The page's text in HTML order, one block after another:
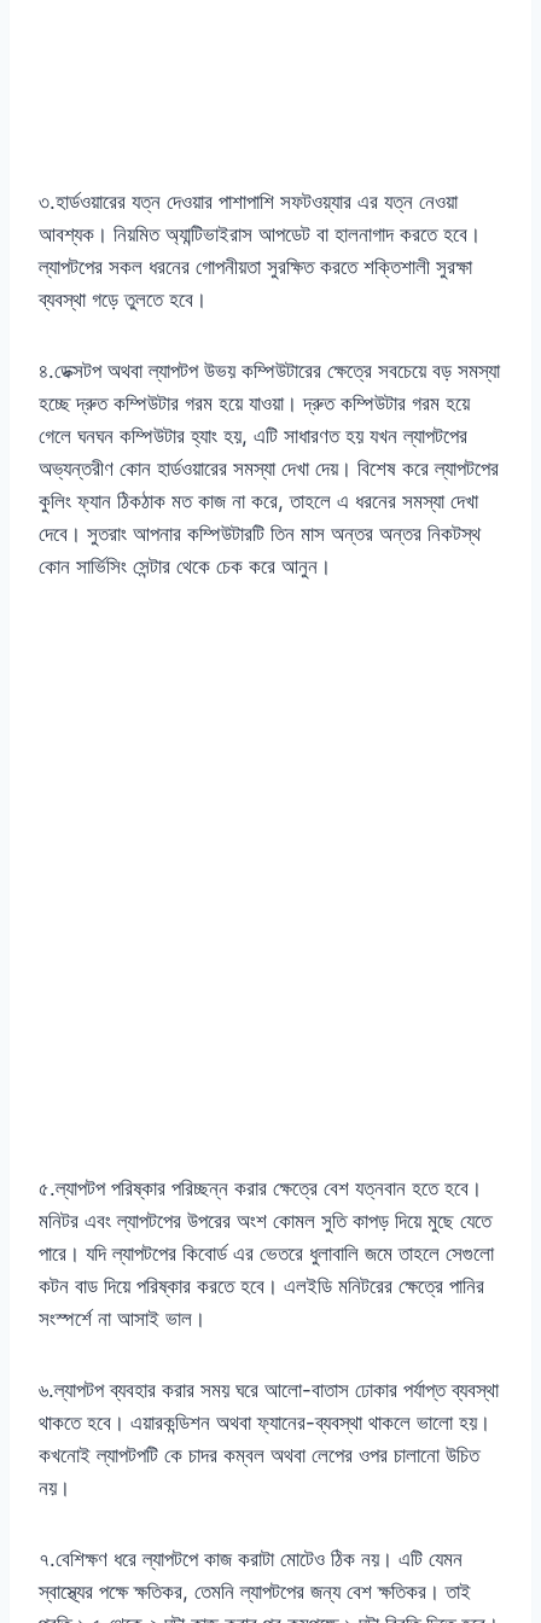
৩.হার্ডওয়ারের যত্ন দেওয়ার পাশাপাশি সফটওয়্যার এর যত্ন নেওয়া
আবশ্যক। নিয়মিত অ্যান্টিভাইরাস আপডেট বা হালনাগাদ করতে হবে।
ল্যাপটপের সকল ধরনের গোপনীয়তা সুরক্ষিত করতে শক্তিশালী সুরক্ষা
ব্যবস্থা গড়ে তুলতে হবে।
৪.ডেক্সটপ অথবা ল্যাপটপ উভয় কম্পিউটারের ক্ষেত্রে সবচেয়ে বড় সমস্যা
হচ্ছে দ্রুত কম্পিউটার গরম হয়ে যাওয়া। দ্রুত কম্পিউটার গরম হয়ে
গেলে ঘনঘন কম্পিউটার হ্যাং হয়, এটি সাধারণত হয় যখন ল্যাপটপের
অভ্যন্তরীণ কোন হার্ডওয়ারের সমস্যা দেখা দেয়। বিশেষ করে ল্যাপটপের
কুলিং ফ্যান ঠিকঠাক মত কাজ না করে, তাহলে এ ধরনের সমস্যা দেখা
দেবে। সুতরাং আপনার কম্পিউটারটি তিন মাস অন্তর অন্তর নিকটস্থ
কোন সার্ভিসিং সেন্টার থেকে চেক করে আনুন।
৫.ল্যাপটপ পরিষ্কার পরিচ্ছন্ন করার ক্ষেত্রে বেশ যত্নবান হতে হবে।
মনিটর এবং ল্যাপটপের উপরের অংশ কোমল সুতি কাপড় দিয়ে মুছে যেতে
পারে। যদি ল্যাপটপের কিবোর্ড এর ভেতরে ধুলাবালি জমে তাহলে সেগুলো
কটন বাড দিয়ে পরিষ্কার করতে হবে। এলইডি মনিটরের ক্ষেত্রে পানির
সংস্পর্শে না আসাই ভাল।
৬.ল্যাপটপ ব্যবহার করার সময় ঘরে আলো-বাতাস ঢোকার পর্যাপ্ত ব্যবস্থা
থাকতে হবে। এয়ারকন্ডিশন অথবা ফ্যানের-ব্যবস্থা থাকলে ভালো হয়।
কখনোই ল্যাপটপটি কে চাদর কম্বল অথবা লেপের ওপর চালানো উচিত
নয়।
৭.বেশিক্ষণ ধরে ল্যাপটপে কাজ করাটা মোটেও ঠিক নয়। এটি যেমন
স্বাস্থ্যের পক্ষে ক্ষতিকর, তেমনি ল্যাপটপের জন্য বেশ ক্ষতিকর। তাই